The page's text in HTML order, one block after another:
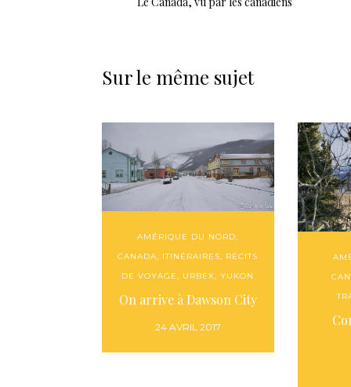
Sur le même sujet
AMÉRIQUE DU NORD,
CANADA, ITINÉRAIRES, RÉCITS
DE VOYAGE, URBEX,YUKON
On arrive à Dawson City
24 AVRIL 2017